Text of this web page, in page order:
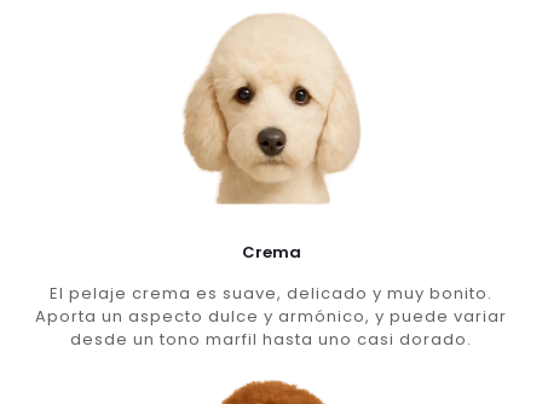
Crema
El pelaje crema es suave, delicado y muy bonito.
Aporta un aspecto dulce y armónico, y puede variar
desde un tono marfil hasta uno casi dorado.